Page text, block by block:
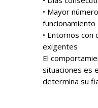
• Mayor
funcionamiento
• Entornos con
exigentes
El
situaciones es
determina su